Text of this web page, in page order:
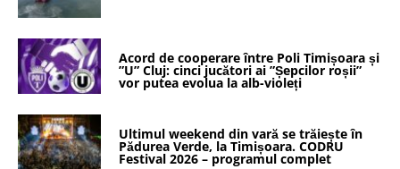
Acord de cooperare între Poli Timișoara și
”U” Cluj: cinci jucători ai ”Șepcilor roșii”
vor putea evolua la alb-violeți
Ultimul weekend din vară se trăiește în
Pădurea Verde, la Timișoara. CODRU
Festival 2026 – programul complet